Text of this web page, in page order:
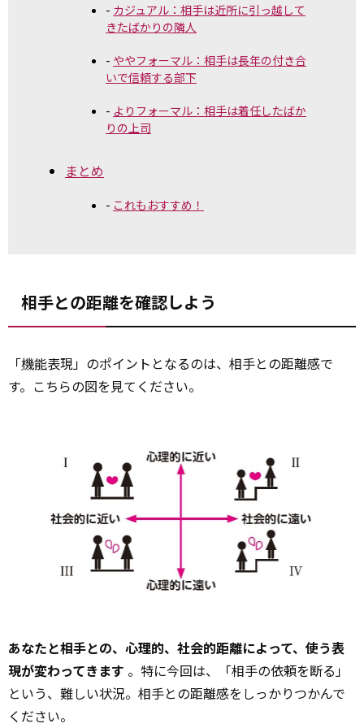
カジュアル：相手は近所に引っ越して
きたばかりの隣人
ややフォーマル：相手は長年の付き合
いで信頼する部下
よりフォーマル：相手は着任したばか
りの上司
まとめ
これもおすすめ！
相手との距離を確認しよう
「機能表現」のポイントとなるのは、相手との距離感で
す。こちらの図を見てください。
あなたと相手との、心理的、社会的距離によって、使う表
現が変わってきます 。特に今回は、「相手の依頼を断る」
という、難しい状況。相手との距離感をしっかりつかんで
ください。